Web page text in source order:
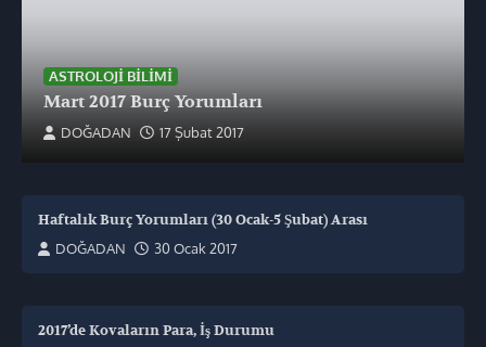
ASTROLOJI BILIMI
Mart 2017 Burç Yorumları
DOĞADAN 17 Şubat 2017
Haftalık Burç Yorumları (30 Ocak-5 Şubat) Arası
DOĞADAN
30 Ocak 2017
2017’de Kovaların Para, İş Durumu